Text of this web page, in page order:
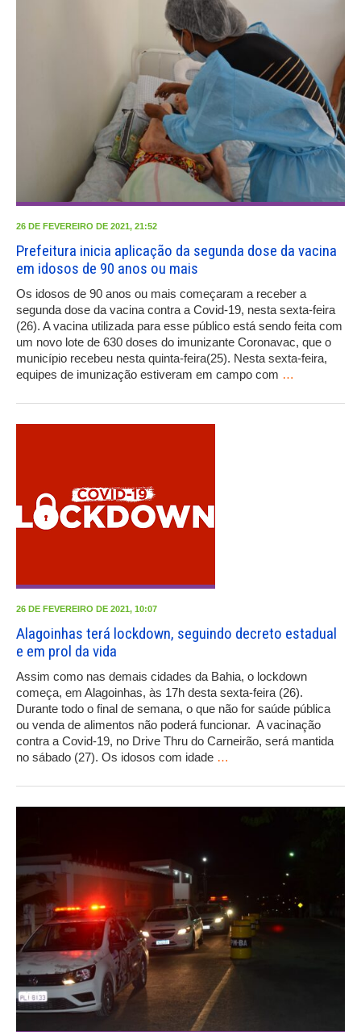
26 DE FEVEREIRO DE 2021, 21:52
Prefeitura inicia aplicação da segunda dose da vacina
em idosos de 90 anos ou mais
Os idosos de 90 anos ou mais começaram a receber a
segunda dose da vacina contra a Covid-19, nesta sexta-feira
(26). A vacina utilizada para esse público está sendo feita com
um novo lote de 630 doses do imunizante Coronavac, que o
município recebeu nesta quinta-feira(25). Nesta sexta-feira,
equipes de imunização estiveram em campo com …
26 DE FEVEREIRO DE 2021, 10:07
Alagoinhas terá lockdown, seguindo decreto estadual
e em prol da vida
Assim como nas demais cidades da Bahia, o lockdown
começa, em Alagoinhas, às 17h desta sexta-feira (26).
Durante todo o final de semana, o que não for saúde pública
ou venda de alimentos não poderá funcionar. A vacinação
contra a Covid-19, no Drive Thru do Carneirão, será mantida
no sábado (27). Os idosos com idade …